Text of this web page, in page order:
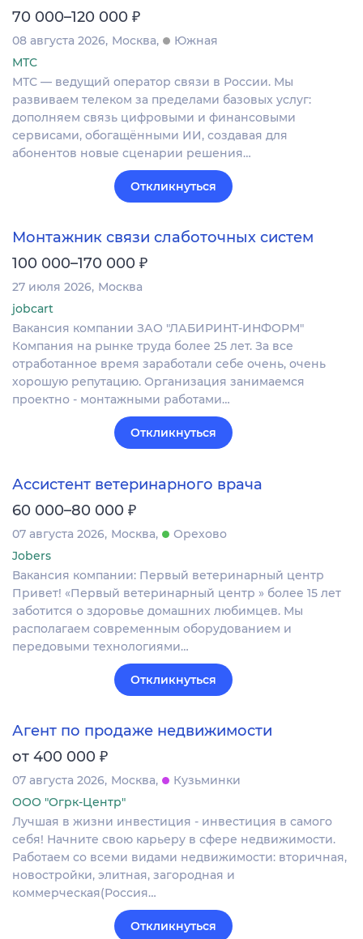
70 000–120 000 ₽
08 августа 2026 Москва
Южная
МТС
МТС — ведущий оператор связи в России. Мы
развиваем телеком за пределами базовых услуг:
дополняем связь цифровыми и финансовыми
сервисами, обогащёнными ИИ, создавая для
абонентов новые сценарии решения…
Откликнуться
Монтажник связи слаботочных систем
100 000–170 000 ₽
27 июля 2026 Москва
jobcart
Вакансия компании ЗАО "ЛАБИРИНТ-ИНФОРМ"
Компания на рынке труда более 25 лет. За все
отработанное время заработали себе очень, очень
хорошую репутацию. Организация занимаемся
проектно - монтажными работами…
Откликнуться
Ассистент ветеринарного врача
60 000–80 000 ₽
07 августа 2026 Москва
Орехово
Jobers
Вакансия компании: Первый ветеринарный центр
Привет! «Первый ветеринарный центр » более 15 лет
заботится о здоровье домашних любимцев. Мы
располагаем современным оборудованием и
передовыми технологиями…
Откликнуться
Агент по продаже недвижимости
от 400 000 ₽
07 августа 2026 Москва
Кузьминки
ООО "Огрк-Центр"
Лучшая в жизни инвестиция - инвестиция в самого
себя! Начните свою карьеру в сфере недвижимости.
Работаем со всеми видами недвижимости: вторичная,
новостройки, элитная, загородная и
коммерческая(Россия…
Откликнуться